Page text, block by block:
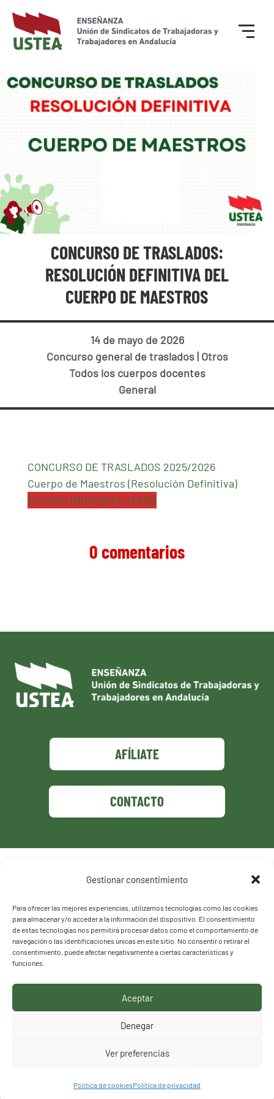
Gestionar consentimiento
Para ofrecer las mejores experiencias, utilizamos tecnologías como las cookies
para almacenar y/o acceder a la información del dispositivo. El consentimiento
de estas tecnologías nos permitirá procesar datos como el comportamiento de
navegación o las identificaciones únicas en este sitio. No consentir o retirar el
consentimiento, puede afectar negativamente a ciertas características y
funciones.
Aceptar
Denegar
Ver preferencias
Política de cookiesPolítica de privacidad
CONCURSO DE TRASLADOS:
RESOLUCIÓN DEFINITIVA DEL
CUERPO DE MAESTROS
14 de mayo de 2026
Concurso general de traslados| Otros
Todos los cuerpos docentes
General
CONCURSO DE TRASLADOS 2025/2026
Cuerpo de Maestros (Resolución Definitiva)
ACCESO INDIVIDUALIZADO
0 comentarios
AFÍLIATE
CONTACTO
Política de privacidad
HACEMOS LO QUE
DECIMOS, DECIMOS LO
QUE HACEMOS